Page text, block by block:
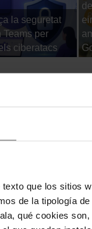
que los sitios
de la tipología
qué cookies
la seguretat
Teams per
ciberatacs